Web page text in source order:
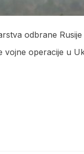
odbrane
vojne operacije u